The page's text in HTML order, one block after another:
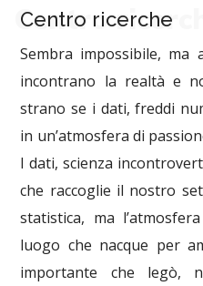
Centro ricerche
Centro
Sembra impossibile, ma
incontrano la realtà e
strano se i dati, freddi
in un’atmosfera di
I dati, scienza
che raccoglie il nostro
statistica, ma
luogo che nacque per
importante che legò,